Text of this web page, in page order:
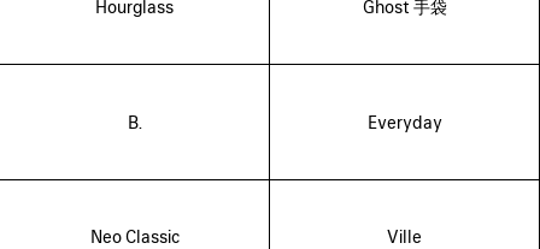
Hourglass Ghost 手袋
B. Everyday
Neo Classic Ville